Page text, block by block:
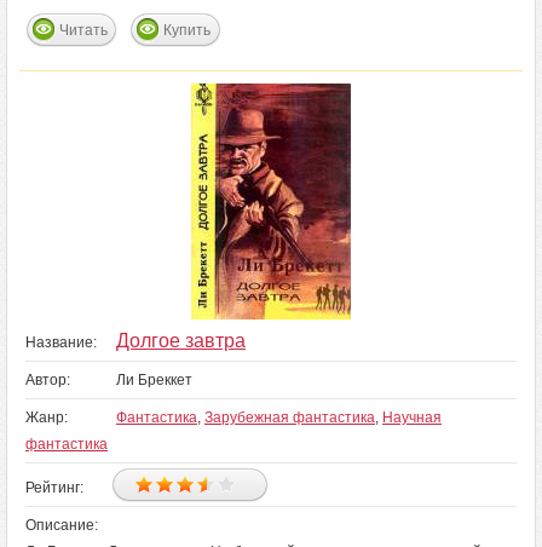
Читать Купить
Название: Долгое завтра
Автор: Ли Бреккет
Жанр: Фантастика, Зарубежная фантастика, Научная
фантастика
Рейтинг:
Описание: